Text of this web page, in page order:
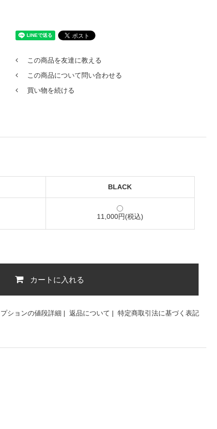
この商品を友達に教える
この商品について問い合わせる
買い物を続ける
BLACK
11,000円(税込)
カートに入れる
ションの値段詳細 | 返品について | 特定商取引法に基づく表記